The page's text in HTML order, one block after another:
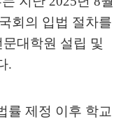
국회의 입법 절차를
대학원 설립 및
.
률 제정 이후 학교